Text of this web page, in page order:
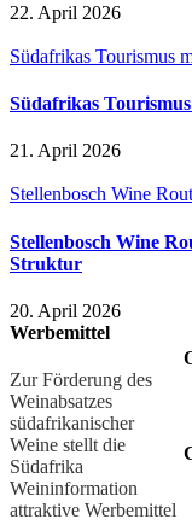
22. April 2026
Südafrikas Tourismus
Südafrikas
21. April 2026
Stellenbosch Wine
Stellenbosch Wine
Struktur
20. April 2026
Werbemittel
Zur Förderung des
Weinabsatzes
südafrikanischer
Weine stellt die
Südafrika
Weininformation
attraktive Werbemittel